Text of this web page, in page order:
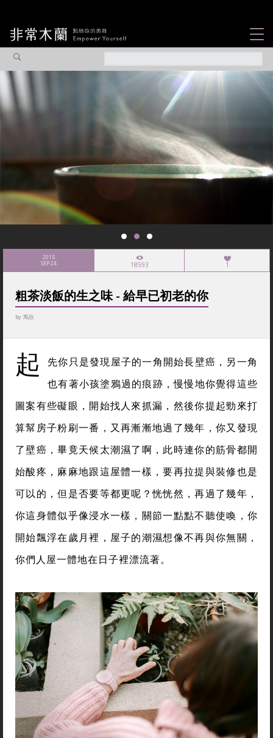
社會企業
認識我們
2015
SEP 24 18593 1
粗茶淡飯的生之味 - 給早已初老的你
by 馬欣
起
先你只是發現屋子的一角開始長壁癌，另一角
也有著小孩塗鴉過的痕跡，慢慢地你覺得這些
圖案有些礙眼，開始找人來抓漏，然後你提起勁來打
算幫房子粉刷一番，又再漸漸地過了幾年，你又發現
了壁癌，畢竟天候太潮濕了啊，此時連你的筋骨都開
始酸疼，麻麻地跟這屋體一樣，要再拉提與裝修也是
可以的，但是否要等都更呢？恍恍然，再過了幾年，
你這身體似乎像浸水一樣，關節一點點不聽使喚，你
開始飄浮在歲月裡，屋子的潮濕想像不再與你無關，
你們人屋一體地在日子裡漂流著。